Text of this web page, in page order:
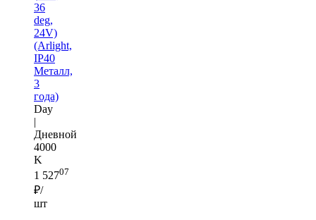
36
deg,
24V)
(Arlight,
IP40
Металл,
3
года)
Day
|
Дневной
4000
K
1 52707
₽/
шт